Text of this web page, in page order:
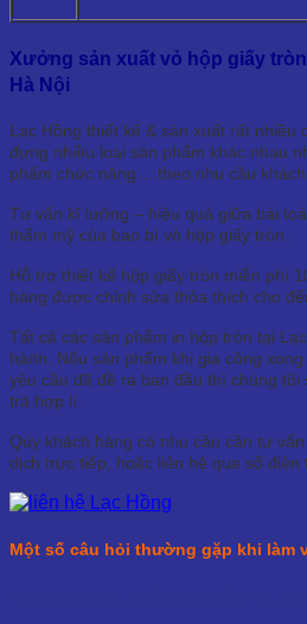
Xưởng sản xuất vỏ hộp giấy
Hà Nội
Lạc Hồng thiết kế & sản xuất rất nhiều
đựng nhiều loại sản phẩm khác nhau
phẩm chức năng….theo nhu cầu khách
Tư vấn kĩ lưỡng – hiệu quả giữa bài
thẩm mỹ của bao bì vỏ hộp giấy tròn.
Hỗ trợ thiết kế hộp giấy tròn miễn phí
hàng được chỉnh sửa thỏa thích cho
Tất cả các sản phẩm in hộp tròn tại
hành. Nếu sản phẩm khi gia công
yêu cầu đã đề ra ban đầu thì chúng
trả hợp lí.
Qúy khách hàng có nhu cầu cần tư
dịch trực tiếp, hoặc liên hệ qua số
Một số câu hỏi thường gặp khi làm